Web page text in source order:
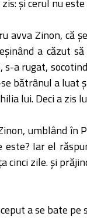
avva Zinon, că
a căzut
a rugat,
bătrânul a luat
lui. Deci a zis
umblând în
este? Iar el
cinci zile. şi
a se bate